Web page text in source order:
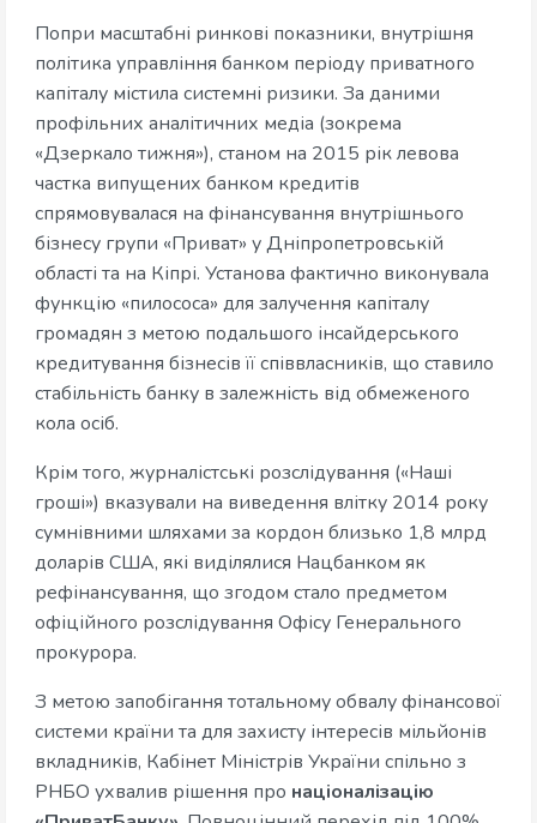
Попри масштабні ринкові показники, внутрішня
політика управління банком періоду приватного
капіталу містила системні ризики. За даними
профільних аналітичних медіа (зокрема
«Дзеркало тижня»), станом на 2015 рік левова
частка випущених банком кредитів
спрямовувалася на фінансування внутрішнього
бізнесу групи «Приват» у Дніпропетровській
області та на Кіпрі. Установа фактично виконувала
функцію «пилососа» для залучення капіталу
громадян з метою подальшого інсайдерського
кредитування бізнесів її співвласників, що ставило
стабільність банку в залежність від обмеженого
кола осіб.
Крім того, журналістські розслідування («Наші
гроші») вказували на виведення влітку 2014 року
сумнівними шляхами за кордон близько 1,8 млрд
доларів США, які виділялися Нацбанком як
рефінансування, що згодом стало предметом
офіційного розслідування Офісу Генерального
прокурора.
З метою запобігання тотальному обвалу фінансової
системи країни та для захисту інтересів мільйонів
вкладників, Кабінет Міністрів України спільно з
РНБО ухвалив рішення про націоналізацію